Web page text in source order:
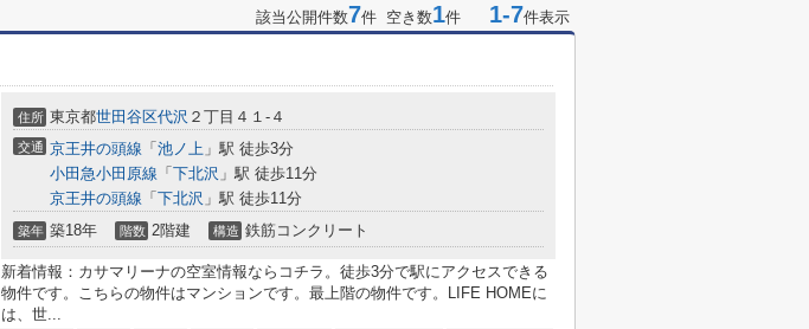
該当公開件数7件 空き数1件 1-7件表示
住所 東京都世田谷区代沢 ２丁目４１-４
交通 京王井の頭線 「 池ノ上 」駅 徒歩3分
小田急小田原線 「 下北沢 」駅 徒歩11分
京王井の頭線 「 下北沢 」駅 徒歩11分
築年 築18年 階数 2階建 構造 鉄筋コンクリート
新着情報：カサマリーナの空室情報ならコチラ。徒歩3分で駅にアクセスできる
物件です。こちらの物件はマンションです。最上階の物件です。LIFE HOMEに
は、世...